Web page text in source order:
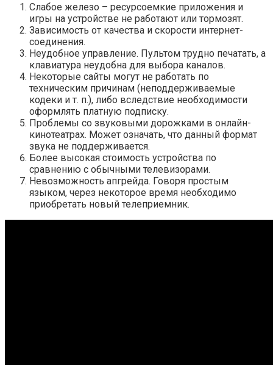
Слабое железо – ресурсоемкие приложения и
игры на устройстве не работают или тормозят.
Зависимость от качества и скорости интернет-
соединения.
Неудобное управление. Пультом трудно печатать, а
клавиатура неудобна для выбора каналов.
Некоторые сайты могут не работать по
техническим причинам (неподдерживаемые
кодеки и т. п.), либо вследствие необходимости
оформлять платную подписку.
Проблемы со звуковыми дорожками в онлайн-
кинотеатрах. Может означать, что данный формат
звука не поддерживается.
Более высокая стоимость устройства по
сравнению с обычными телевизорами.
Невозможность апгрейда. Говоря простым
языком, через некоторое время необходимо
приобретать новый телеприемник.